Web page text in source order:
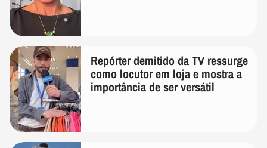
Repórter demitido da TV ressurge
como locutor em loja e mostra a
importância de ser versátil